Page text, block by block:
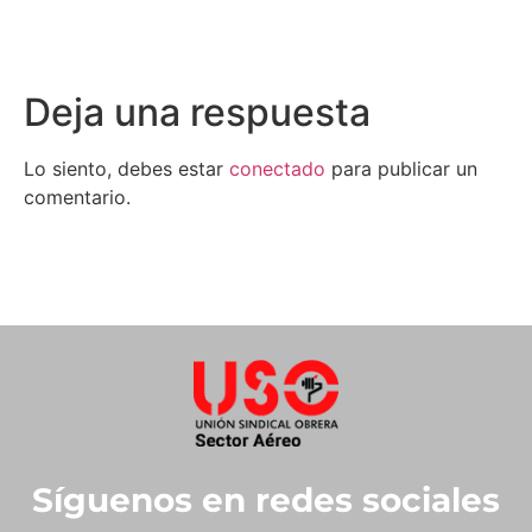
Deja una respuesta
Lo siento, debes estar conectado para publicar un
comentario.
Síguenos en redes sociales